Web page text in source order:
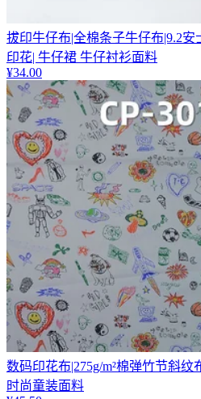
拔印牛仔布|全棉条子牛仔布|9.2安
印花| 牛仔裙 牛仔衬衫面料
¥34.00
数码印花布|275g/m²棉弹竹节斜
时尚童装面料